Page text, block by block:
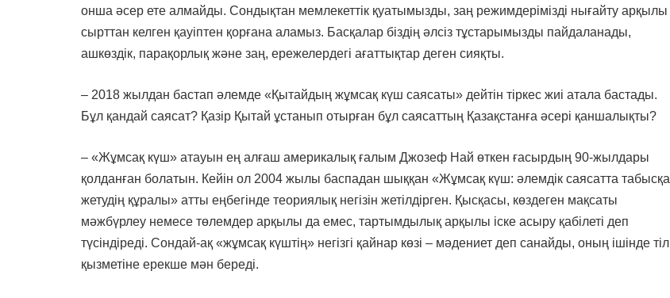
онша әсер ете алмайды. Сондықтан мемлекеттік қуатымызды, заң режимдерімізді нығайту арқылы
сырттан келген қауіптен қорғана аламыз. Басқалар біздің әлсіз тұстарымызды пайдаланады,
ашкөздік, парақорлық және заң, ережелердегі ағаттықтар деген сияқты.
– 2018 жылдан бастап әлемде «Қытайдың жұмсақ күш саясаты» дейтін тіркес жиі атала бастады.
Бұл қандай саясат? Қазір Қытай ұстанып отырған бұл саясаттың Қазақстанға әсері қаншалықты?
– «Жұмсақ күш» атауын ең алғаш америкалық ғалым Джозеф Най өткен ғасырдың 90-жылдары
қолданған болатын. Кейін ол 2004 жылы баспадан шыққан «Жұмсақ күш: әлемдік саясатта табысқа
жетудің құралы» атты еңбегінде теориялық негізін жетілдірген. Қысқасы, көздеген мақсаты
мәжбүрлеу немесе төлемдер арқылы да емес, тартымдылық арқылы іске асыру қабілеті деп
түсіндіреді. Сондай-ақ «жұмсақ күштің» негізгі қайнар көзі – мәдениет деп санайды, оның ішінде тіл
қызметіне ерекше мән береді.